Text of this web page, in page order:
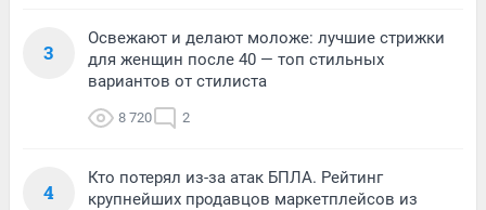
3
Освежают и делают моложе: лучшие стрижки
для женщин после 40 — топ стильных
вариантов от стилиста
8 720 2
4
Кто потерял из-за атак БПЛА. Рейтинг
крупнейших продавцов маркетплейсов из